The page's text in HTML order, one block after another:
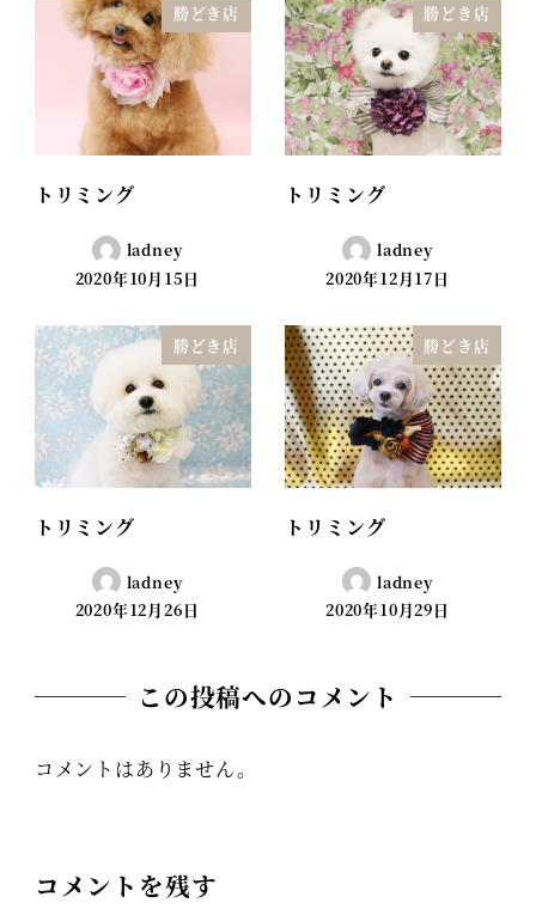
勝どき店
トリミング
ladney
2020年10月15日
勝どき店
トリミング
ladney
2020年12月17日
勝どき店
トリミング
ladney
2020年12月26日
勝どき店
トリミング
ladney
2020年10月29日
この投稿へのコメント
コメントはありません。
コメントを残す